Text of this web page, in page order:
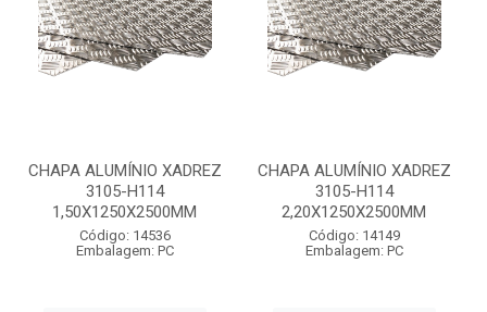
CHAPA ALUMÍNIO XADREZ
3105-H114
1,50X1250X2500MM
Código: 14536
Embalagem: PC
CHAPA ALUMÍNIO XADREZ
3105-H114
2,20X1250X2500MM
Código: 14149
Embalagem: PC